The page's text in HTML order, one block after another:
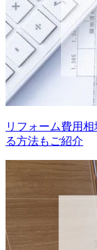
リフォーム費用
る方法もご紹介